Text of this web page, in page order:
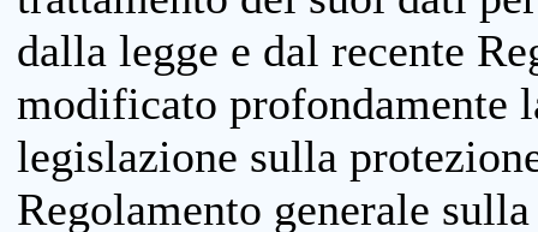
dalla legge e dal recente
modificato profondamente
legislazione sulla
Regolamento generale